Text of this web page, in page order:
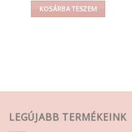
KOSÁRBA TESZEM
LEGÚJABB TERMÉKEINK